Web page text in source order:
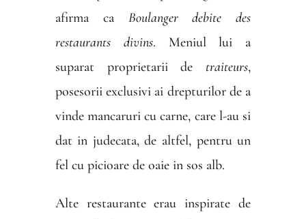
afirma ca Boulanger debite des
restaurants divins. Meniul lui a
suparat proprietarii de traiteurs,
posesorii exclusivi ai drepturilor de a
vinde mancaruri cu carne, care l-au si
dat in judecata, de altfel, pentru un
fel cu picioare de oaie in sos alb.
Alte restaurante erau inspirate de